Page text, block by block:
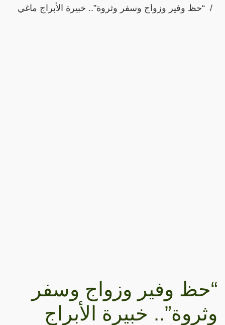
“حظ وفير وزواج وسفر وثروة”.. خبيرة الأبراج ماغي
“حظ وفير وزواج وسفر
وثروة”.. خبيرة الأبراج